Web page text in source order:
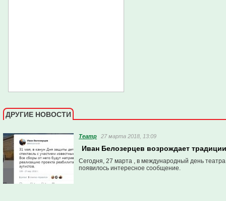
ДРУГИЕ НОВОСТИ
Театр 27 марта 2018, 13:09
Иван Белозерцев возрождает традиции
Сегодня, 27 марта , в международный день
появилось интересное сообщение.